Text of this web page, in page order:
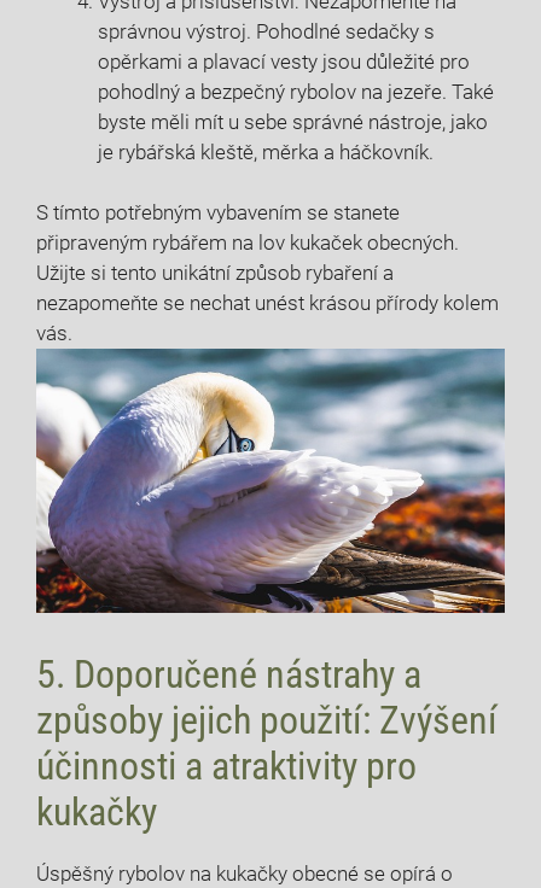
správnou výstroj. Pohodlné sedačky s
opěrkami a plavací vesty jsou důležité⁤ pro
pohodlný a bezpečný rybolov na jezeře. Také‍
byste měli mít u sebe⁤ správné nástroje, ​jako
je ⁣rybářská kleště, měrka a háčkovník.
S tímto potřebným vybavením se stanete
připraveným rybářem na lov kukaček obecných.
⁣Užijte si tento unikátní ⁤způsob rybaření a
nezapomeňte⁢ se nechat unést⁢ krásou přírody kolem
vás.
5. Doporučené nástrahy a
způsoby jejich použití: ​Zvýšení
účinnosti a atraktivity pro
kukačky
Úspěšný rybolov na kukačky obecné se opírá o